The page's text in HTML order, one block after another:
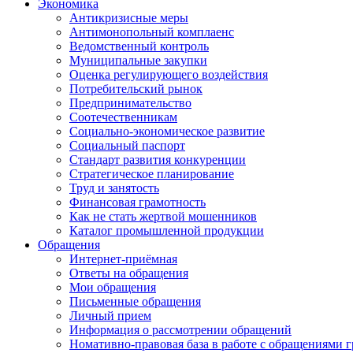
Экономика
Антикризисные меры
Антимонопольный комплаенс
Ведомственный контроль
Муниципальные закупки
Оценка регулирующего воздействия
Потребительский рынок
Предпринимательство
Соотечественникам
Социально-экономическое развитие
Социальный паспорт
Стандарт развития конкуренции
Стратегическое планирование
Труд и занятость
Финансовая грамотность
Как не стать жертвой мошенников
Каталог промышленной продукции
Обращения
Интернет-приёмная
Ответы на обращения
Мои обращения
Письменные обращения
Личный прием
Информация о рассмотрении обращений
Номативно-правовая база в работе с обращениями